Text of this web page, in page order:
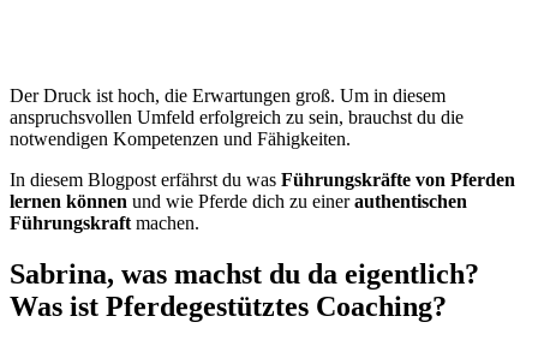
Der Druck ist hoch, die Erwartungen groß. Um in diesem
anspruchsvollen Umfeld erfolgreich zu sein, brauchst du die
notwendigen Kompetenzen und Fähigkeiten.
In diesem Blogpost erfährst du was Führungskräfte von Pferden
lernen können und wie Pferde dich zu einerauthentischen
Führungskraft machen.
Sabrina, was machst du da eigentlich?
Was ist Pferdegestütztes Coaching?